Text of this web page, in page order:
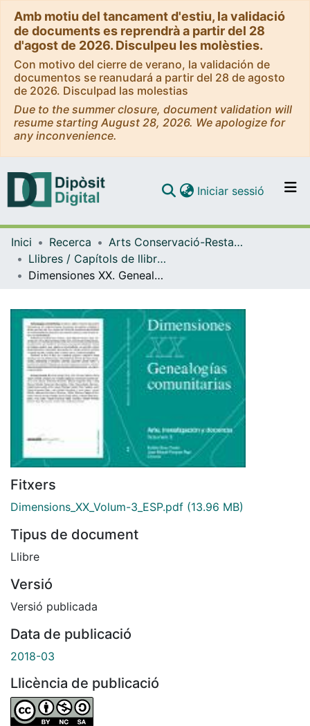
Amb motiu del tancament d'estiu, la validació
de documents es reprendrà a partir del 28
d'agost de 2026. Disculpeu les molèsties.
Con motivo del cierre de verano, la validación de
documentos se reanudará a partir del 28 de agosto
de 2026. Disculpad las molestias
Due to the summer closure, document validation will
resume starting August 28, 2026. We apologize for
any inconvenience.
Navega per tot el DD
Com publicar
Iniciar sessió (current)
Inici Recerca
Arts Conservació-Restauració
Llibres / Capítols de llibre (Arts Conservació-Restauració)
Dimensiones XX. Genealogías comunitarias. Arte, investigación y docencia. Volumen 3
Fitxers
Dimensions_XX_Volum-3_ESP.pdf (13.96 MB)
Tipus de document
Llibre
Versió
Versió publicada
Data de publicació
2018-03
Llicència de publicació